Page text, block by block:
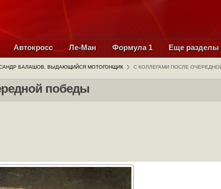
Автокросс Ле-Ман Формула 1 Еще разделы
БАЛАШОВ, ВЫДАЮЩИЙСЯ МОТОГОНЩИК С КОЛЛЕГАМИ ПОСЛЕ
победы